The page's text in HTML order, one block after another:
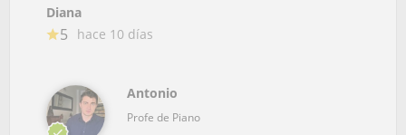
Diana
5 hace 10 días
Antonio
Profe de Piano